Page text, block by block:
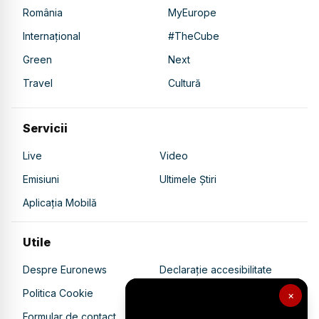
×
România
MyEurope
Internațional
#TheCube
Green
Next
Travel
Cultură
Servicii
Live
Video
Emisiuni
Ultimele Știri
Aplicația Mobilă
Utile
Despre Euronews
Declarație accesibilitate
Politica Cookie
Politica de confidențialitate
Formular de contact